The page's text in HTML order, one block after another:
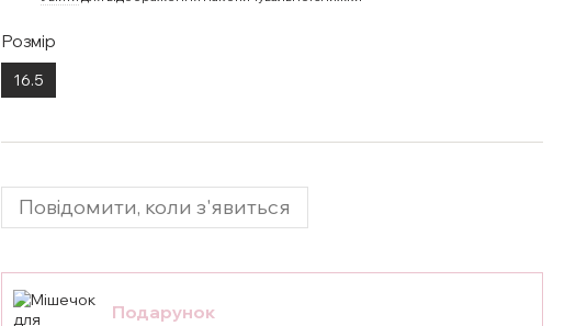
Розмір
16.5
Повідомити, коли з'явиться
Подарунок